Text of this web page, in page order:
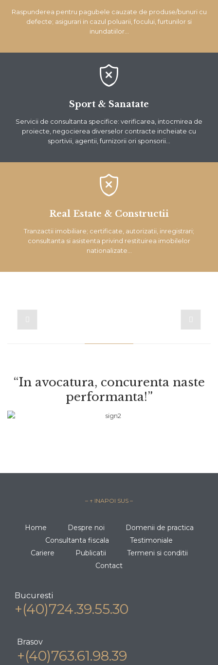
Raspunderea pentru pagubele cauzate de produse/bunuri cu
defecte; asigurari in cazul poluarii, focului, furtunilor si
inundatiilor…

Sport & Sanatate
Servicii de consultanta specifice: verificarea, intocmirea de
proiecte, negocierea diverselor contracte incheiate cu
sportivii, agentii, furnizorii ori sponsorii…

Real Estate & Constructii
Tranzactii imobiliare; certificate, autorizatii, inregistrari;
consultanta si asistenta privind restituirea imobilelor
nationalizate…
“In avocatura, concurenta naste
performanta!”
– ↑ INAPOI SUS –
Home Despre noi
Domenii de practica
Consultanta fiscala
Testimoniale
Cariere
Publicatii
Termeni si conditii
Contact
Bucuresti
+(40)724.39.55.30
Brasov
+(40)763.61.98.39